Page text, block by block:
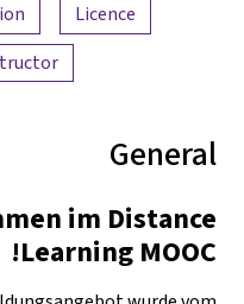
Licence
General
im Distance
Learning MOOC!